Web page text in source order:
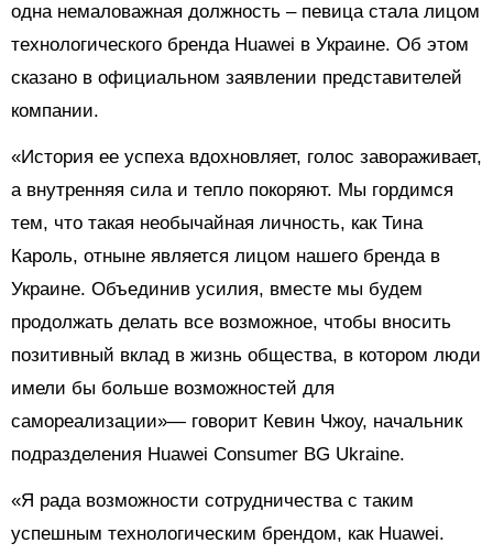
одна немаловажная должность – певица стала лицом
технологического бренда Huawei в Украине. Об этом
сказано в официальном заявлении представителей
компании.
«История ее успеха вдохновляет, голос завораживает,
а внутренняя сила и тепло покоряют. Мы гордимся
тем, что такая необычайная личность, как Тина
Кароль, отныне является лицом нашего бренда в
Украине. Объединив усилия, вместе мы будем
продолжать делать все возможное, чтобы вносить
позитивный вклад в жизнь общества, в котором люди
имели бы больше возможностей для
самореализации»— говорит Кевин Чжоу, начальник
подразделения Huawei Consumer BG Ukraine.
«Я рада возможности сотрудничества с таким
успешным технологическим брендом, как Huawei.